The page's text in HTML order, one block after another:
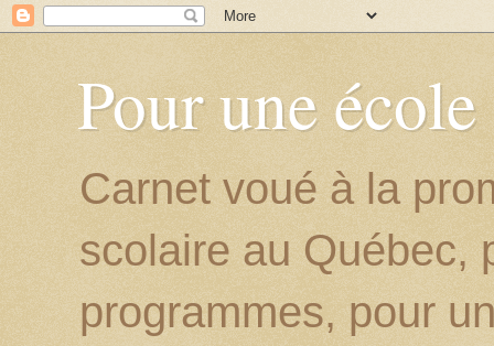
Pour une
Carnet voué à la
scolaire au Québec,
programmes, pour